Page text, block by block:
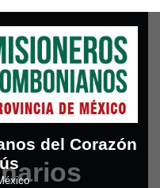
del Corazón